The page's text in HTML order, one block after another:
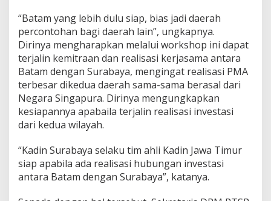
“Batam yang lebih dulu siap, bias jadi daerah
percontohan bagi daerah lain”, ungkapnya.
Dirinya mengharapkan melalui workshop ini dapat
terjalin kemitraan dan realisasi kerjasama antara
Batam dengan Surabaya, mengingat realisasi PMA
terbesar dikedua daerah sama-sama berasal dari
Negara Singapura. Dirinya mengungkapkan
kesiapannya apabaila terjalin realisasi investasi
dari kedua wilayah.
“Kadin Surabaya selaku tim ahli Kadin Jawa Timur
siap apabila ada realisasi hubungan investasi
antara Batam dengan Surabaya”, katanya.